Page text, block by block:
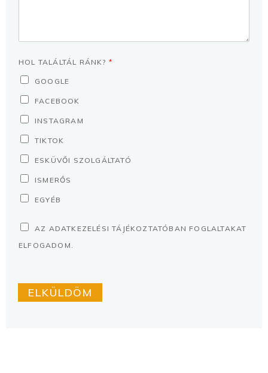
HOL TALÁLTÁL RÁNK? *
GOOGLE
FACEBOOK
INSTAGRAM
TIKTOK
ESKÜVŐI SZOLGÁLTATÓ
ISMERŐS
EGYÉB
A
D
AZ ADATKEZELÉSI TÁJÉKOZTATÓBAN FOGLALTAKAT
ELFOGADOM.
ELKÜLDÖM